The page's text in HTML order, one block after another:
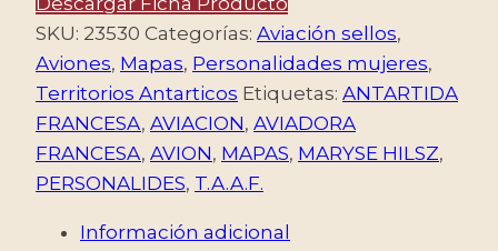
(T.A.A.F.)
SELLOS,
2012
-
AVIACION
-
SKU: 23530 Categorías: Aviación sellos,
Aviones, Mapas, Personalidades mujeres,
Territorios Antarticos Etiquetas: ANTARTIDA
FRANCESA, AVIACION, AVIADORA
FRANCESA, AVION, MAPAS, MARYSE HILSZ,
PERSONALIDES, T.A.A.F.
Información adicional